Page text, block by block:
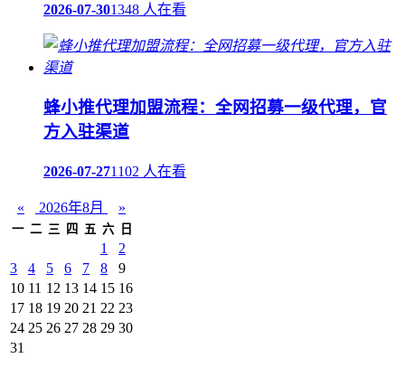
2026-07-301348 人在看
蜂小推代理加盟流程：全网招募一级代理，官
方入驻渠道
2026-07-271102 人在看
« 2026年8月 »
一 二 三 四 五 六 日
1
2
3
4 5 6 7 8
9
10 11 12 13 14 15 16
17 18 19 20 21 22 23
24 25 26 27 28 29 30
31